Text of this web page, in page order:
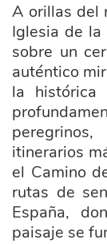
A orillas del
Iglesia de
sobre un
auténtico
la histórica
itinerarios
el Camino
rutas de
España,
paisaje se